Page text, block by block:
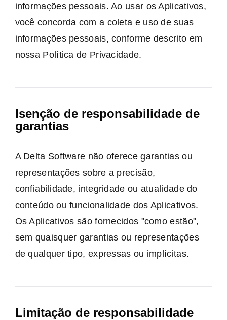
informações pessoais. Ao usar os Aplicativos,
você concorda com a coleta e uso de suas
informações pessoais, conforme descrito em
nossa Política de Privacidade.
Isenção de responsabilidade de
garantias
A Delta Software não oferece garantias ou
representações sobre a precisão,
confiabilidade, integridade ou atualidade do
conteúdo ou funcionalidade dos Aplicativos.
Os Aplicativos são fornecidos "como estão",
sem quaisquer garantias ou representações
de qualquer tipo, expressas ou implícitas.
Limitação de responsabilidade